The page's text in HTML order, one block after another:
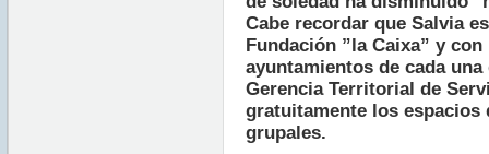
Cabe recordar que Salvia
Fundación ”la Caixa” y
ayuntamientos de cada
Gerencia Territorial de
gratuitamente los espacios
grupales.